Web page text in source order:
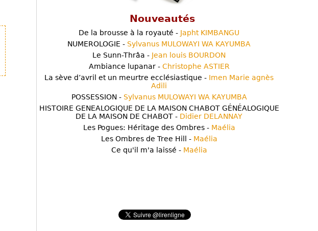
Nouveautés
De la brousse à la royauté - Japht KIMBANGU
NUMEROLOGIE - Sylvanus MULOWAYI WA KAYUMBA
Le Sunn-Thrâa - Jean louis BOURDON
Ambiance lupanar - Christophe ASTIER
La sève d’avril et un meurtre ecclésiastique - Imen Marie agnès
Adili
POSSESSION - Sylvanus MULOWAYI WA KAYUMBA
HISTOIRE GENEALOGIQUE DE LA MAISON CHABOT GÉNÉALOGIQUE
DE LA MAISON DE CHABOT - Didier DELANNAY
Les Pogues: Héritage des Ombres - Maélia
Les Ombres de Tree Hill - Maélia
Ce qu'il m'a laissé - Maélia